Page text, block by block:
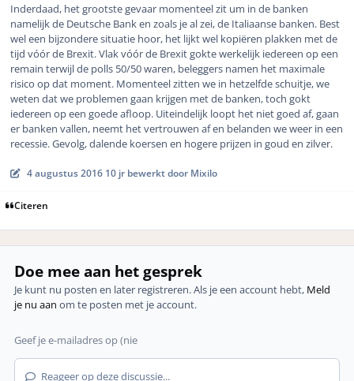
Inderdaad, het grootste gevaar momenteel zit um in de banken
namelijk de Deutsche Bank en zoals je al zei, de Italiaanse banken. Best
wel een bijzondere situatie hoor, het lijkt wel kopiëren plakken met de
tijd vóór de Brexit. Vlak vóór de Brexit gokte werkelijk iedereen op een
remain terwijl de polls 50/50 waren, beleggers namen het maximale
risico op dat moment. Momenteel zitten we in hetzelfde schuitje, we
weten dat we problemen gaan krijgen met de banken, toch gokt
iedereen op een goede afloop. Uiteindelijk loopt het niet goed af, gaan
er banken vallen, neemt het vertrouwen af en belanden we weer in een
recessie. Gevolg, dalende koersen en hogere prijzen in goud en zilver.
4 augustus 2016 10 jr bewerkt door Mixilo
Citeren
Doe mee aan het gesprek
Je kunt nu posten en later registreren. Als je een account hebt, Meld
je nu aan om te posten met je account.
Reageer op deze discussie...